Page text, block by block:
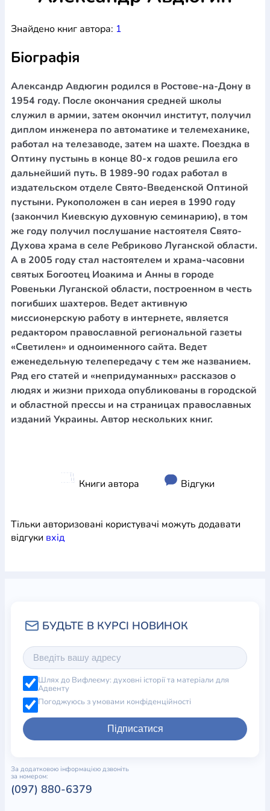
Богослов`я Шлюб і сім`я Юдаїзм
ПеріодикаАудіо Ручки кулькові
БлокнотиЩоденники / щотижневики
Навчальні мапиШкіряні вироби МагнітиМеталеві
вироби Міні-лампи НаклейкиНастільні ігриПакети
подарункові ПлакатиПластмасові виробиХустки
Подарункові картки Розвиваючі ігри РепринтиСвічки
Зошити
Фотокартини
Головні убори
Календарі
Канцелярскі товари
Комп`ютерні ігри
Листівки Сувенирна продукція ГодинникиПазли
Книга в комплекті
За додатковою інформацією дзвоніть за номером:
(097) 880-6379
Ми у Facebook
Знайдено книг автора: 1
Біографія
Александр Авдюгин родился в Ростове-на-Дону в
1954 году. После окончания средней школы
служил в армии, затем окончил институт, получил
диплом инженера по автоматике и телемеханике,
работал на телезаводе, затем на шахте. Поездка в
Оптину пустынь в конце 80-х годов решила его
дальнейший путь. В 1989-90 годах работал в
издательском отделе Свято-Введенской Оптиной
пустыни. Рукоположен в сан иерея в 1990 году
(закончил Киевскую духовную семинарию), в том
же году получил послушание настоятеля Свято-
Духова храма в селе Ребриково Луганской области.
А в 2005 году стал настоятелем и храма-часовни
святых Богоотец Иоакима и Анны в городе
Ровеньки Луганской области, построенном в честь
погибших шахтеров. Ведет активную
миссионерскую работу в интернете, является
редактором православной региональной газеты
«Светилен» и одноименного сайта. Ведет
еженедельную телепередачу с тем же названием.
Ряд его статей и «непридуманных» рассказов о
людях и жизни прихода опубликованы в городской
и областной прессы и на страницах православных
изданий Украины. Автор нескольких книг.
Книги автора Відгуки
Тільки авторизовані користувачі можуть додавати
відгуки вхiд
Шлях до Вифлеєму: духовні історії та матеріали для
Адвенту
Погоджуюсь з умовами конфіденційності
Підписатися
За додатковою інформацією дзвоніть
за номером:
(097) 880-6379